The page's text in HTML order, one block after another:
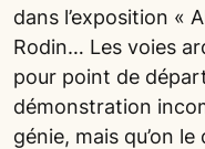
dans l’exposition «
Rodin… Les voies
pour point de
démonstration
génie, mais qu’on